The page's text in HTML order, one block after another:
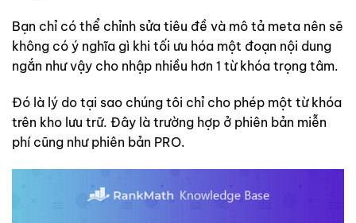
Bạn chỉ có thể chỉnh sửa tiêu đề và mô tả meta nên sẽ
không có ý nghĩa gì khi tối ưu hóa một đoạn nội dung
ngắn như vậy cho nhập nhiều hơn 1 từ khóa trọng tâm.
Đó là lý do tại sao chúng tôi chỉ cho phép một từ khóa
trên kho lưu trữ. Đây là trường hợp ở phiên bản miễn
phí cũng như phiên bản PRO.